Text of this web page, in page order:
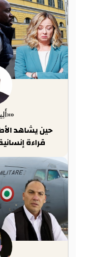
حين يشاهد
قراءة